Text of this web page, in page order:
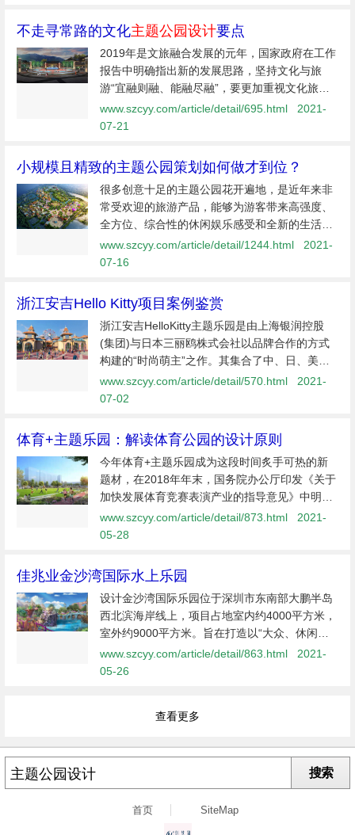
不走寻常路的文化主题公园设计要点
2019年是文旅融合发展的元年，国家政府在工作
报告中明确指出新的发展思路，坚持文化与旅
游“宜融则融、能融尽融”，要更加重视文化旅游
的相互渗透与促进关系，这指明文旅行业未来发
展重在“以文促旅、以旅彰文、和合共生”。&n
www.szcyy.com/article/detail/695.html
2021-
07-21
小规模且精致的主题公园策划如何做才到位？
很多创意十足的主题公园花开遍地，是近年来非
常受欢迎的旅游产品，能够为游客带来高强度、
全方位、综合性的休闲娱乐感受和全新的生活体
验。面对日益激烈的竞争环境，小而精的主题公
园不拼大体量、大规划、大内容，通过“小而
www.szcyy.com/article/detail/1244.html
2021-
07-16
浙江安吉Hello Kitty项目案例鉴赏
浙江安吉HelloKitty主题乐园是由上海银润控股
(集团)与日本三丽鸥株式会社以品牌合作的方式
构建的“时尚萌主”之作。其集合了中、日、美、
欧等各方顶尖创意、规划、设计资源。整个项目
占地约900亩，设施面积为9.5万m"，包含酒店、
www.szcyy.com/article/detail/570.html
2021-
07-02
体育+主题乐园：解读体育公园的设计原则
今年体育+主题乐园成为这段时间炙手可热的新
题材，在2018年年末，国务院办公厅印发《关于
加快发展体育竞赛表演产业的指导意见》中明确
指出，要“坚持融合发展。坚持“体育+”和“+体
育”做法，促进体育竞赛表演产业与文化和旅游、
www.szcyy.com/article/detail/873.html
2021-
05-28
佳兆业金沙湾国际水上乐园
设计金沙湾国际乐园位于深圳市东南部大鹏半岛
西北滨海岸线上，项目占地室内约4000平方米，
室外约9000平方米。旨在打造以“大众、休闲、
体验、公益”为主导，开展丰富多彩、安全的水上
休闲运动，打造以“滨海文化+体育+旅游
www.szcyy.com/article/detail/863.html
2021-
05-26
查看更多
搜索
首页 SiteMap